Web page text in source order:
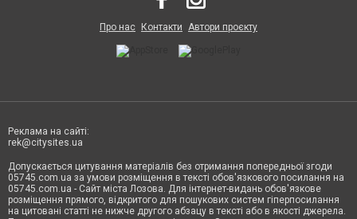
Про нас Контакти Автори проєкту
Реклама на сайті:
rek@citysites.ua
Допускається цитування матеріалів без отримання попередньої згоди
05745.com.ua за умови розміщення в тексті обов'язкового посилання на
05745.com.ua - Сайт міста Лозова. Для інтернет-видань обов'язкове
розміщення прямого, відкритого для пошукових систем гіперпосилання
на цитовані статті не нижче другого абзацу в тексті або в якості джерела.